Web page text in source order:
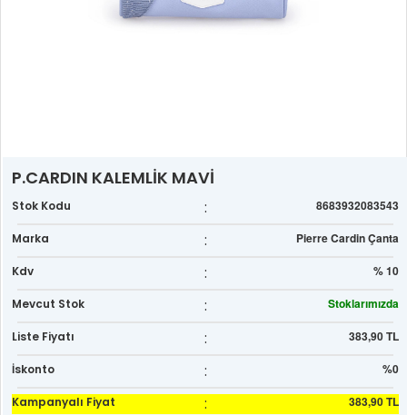
P.CARDIN KALEMLİK MAVİ
Stok Kodu : 8683932083543
Marka : Pierre Cardin Çanta
Kdv : % 10
Mevcut Stok : Stoklarımızda
Liste Fiyatı : 383,90 TL
İskonto : %0
Kampanyalı Fiyat : 383,90 TL